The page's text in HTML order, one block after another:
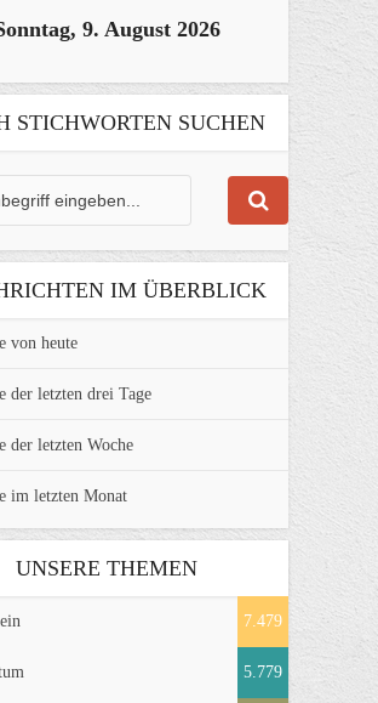
9. August 2026
STICHWORTEN SUCHEN
IM ÜBERBLICK
von heute
der letzten drei Tage
der letzten Woche
im letzten Monat
UNSERE THEMEN
7.479
5.779